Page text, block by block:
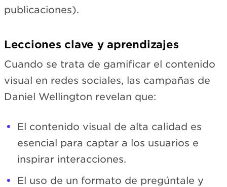
publicaciones).
Lecciones clave y aprendizajes
Cuando se trata de gamificar el contenido
visual en redes sociales, las campañas de
Daniel Wellington revelan que:
El contenido visual de alta calidad es
esencial para captar a los usuarios e
inspirar interacciones.
El uso de un formato de pregúntale y